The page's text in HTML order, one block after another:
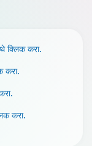
क्लिक करा.
करा.
करा.